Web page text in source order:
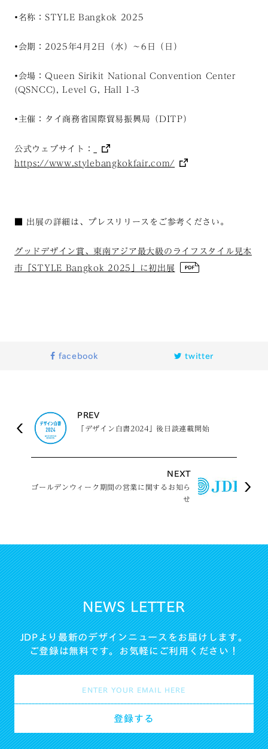
• 名称：STYLE Bangkok 2025
•会期：2025年4月2日（水）〜6日（日）
•会場：Queen Sirikit National Convention Center
(QSNCC), Level G, Hall 1-3
• 主催：タイ商務省国際貿易振興局（DITP）
公式ウェブサイト：
https://www.stylebangkokfair.com/
■ 出展の詳細は、プレスリリースをご参考ください。
グッドデザイン賞、東南アジア最大級のライフスタイル見本
市「STYLE Bangkok 2025」に初出展
facebook twitter
PREV
「デザイン白書2024」後日談連載開始
NEXT
ゴールデンウィーク期間の営業に関するお知ら
せ
NEWS LETTER
JDPより最新のデザインニュースをお届けします。
ご登録は無料です。お気軽にご利用ください！